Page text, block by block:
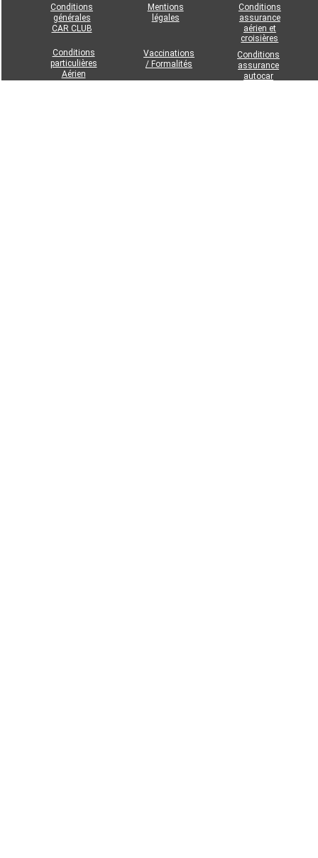
Conditions
générales
CAR CLUB
Mentions
légales
Conditions
assurance
aérien et
croisières
Conditions
particulières
Aérien
Vaccinations
/ Formalités
Conditions
assurance
autocar